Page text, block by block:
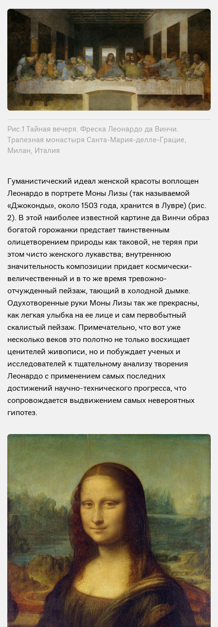
Рис.1 Тайная вечеря. Фреска Леонардо да Винчи.
Трапезная монастыря Санта-Мария-делле-Грацие,
Милан, Италия
Гуманистический идеал женской красоты воплощен
Леонардо в портрете Моны Лизы (так называемой
«Джоконды», около 1503 года, хранится в Лувре) (рис.
2). В этой наиболее известной картине да Винчи образ
богатой горожанки предстает таинственным
олицетворением природы как таковой, не теряя при
этом чисто женского лукавства; внутреннюю
значительность композиции придает космически-
величественный и в то же время тревожно-
отчужденный пейзаж, тающий в холодной дымке.
Одухотворенные руки Моны Лизы так же прекрасны,
как легкая улыбка на ее лице и сам первобытный
скалистый пейзаж. Примечательно, что вот уже
несколько веков это полотно не только восхищает
ценителей живописи, но и побуждает ученых и
исследователей к тщательному анализу творения
Леонардо с применением самых последних
достижений научно-технического прогресса, что
сопровождается выдвижением самых невероятных
гипотез.